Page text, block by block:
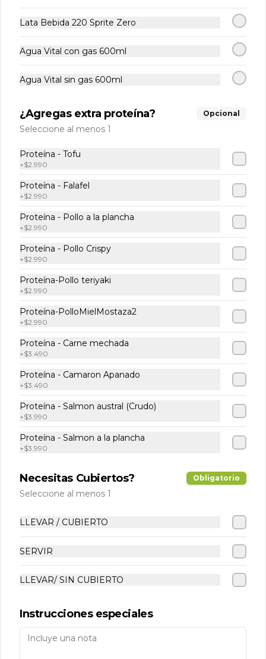
combinando la suavidad helada con el
dulzor de la frambuesa.
Chocolate Belga 100ml
Hleado premium de chocolate belga,
con delicadas láminas de chocolate
$2.490
en un formato personal imperdible de
$2.490
Muffin de vainilla estilo americano con
Conócenos
Términos y condiciones
Política de privacidad
Redes sociales
Mi cuenta
Lata Bebida 220 Sprite Zero
Agua Vital con gas 600ml
Agua Vital sin gas 600ml
¿Agregas extra proteína? Opcional
Seleccione al menos 1
Proteína - Tofu
+$2.990
Proteína - Falafel
+$2.990
Proteína - Pollo a la plancha
+$2.990
Proteína - Pollo Crispy
+$2.990
Proteína-Pollo teriyaki
+$2.990
Proteína-PolloMielMostaza2
+$2.990
Proteína - Carne mechada
+$3.490
Proteína - Camaron Apanado
+$3.490
Proteína - Salmon austral (Crudo)
+$3.990
Proteína - Salmon a la plancha
+$3.990
Necesitas Cubiertos? Obligatorio
Seleccione al menos 1
LLEVAR / CUBIERTO
SERVIR
LLEVAR/ SIN CUBIERTO
Instrucciones especiales